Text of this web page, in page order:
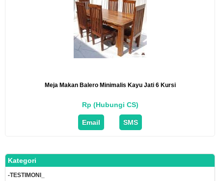
Meja Makan Balero Minimalis Kayu Jati 6 Kursi
Rp (Hubungi CS)
Email SMS
Kategori
-TESTIMONI_